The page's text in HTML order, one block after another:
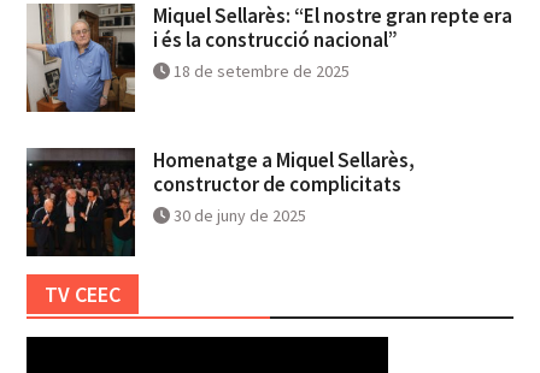
Miquel Sellarès: “El nostre gran repte era
i és la construcció nacional”
18 de setembre de 2025
Homenatge a Miquel Sellarès,
constructor de complicitats
30 de juny de 2025
TV CEEC